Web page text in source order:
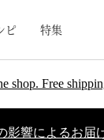
ピ 特集
shop. Free
影響によるお届